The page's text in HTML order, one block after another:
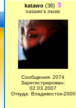
katawo(38)
natawo's music
Сообщения: 2074
Зарегистрирован:
02.03.2007
Откуда: Владивосток-2000